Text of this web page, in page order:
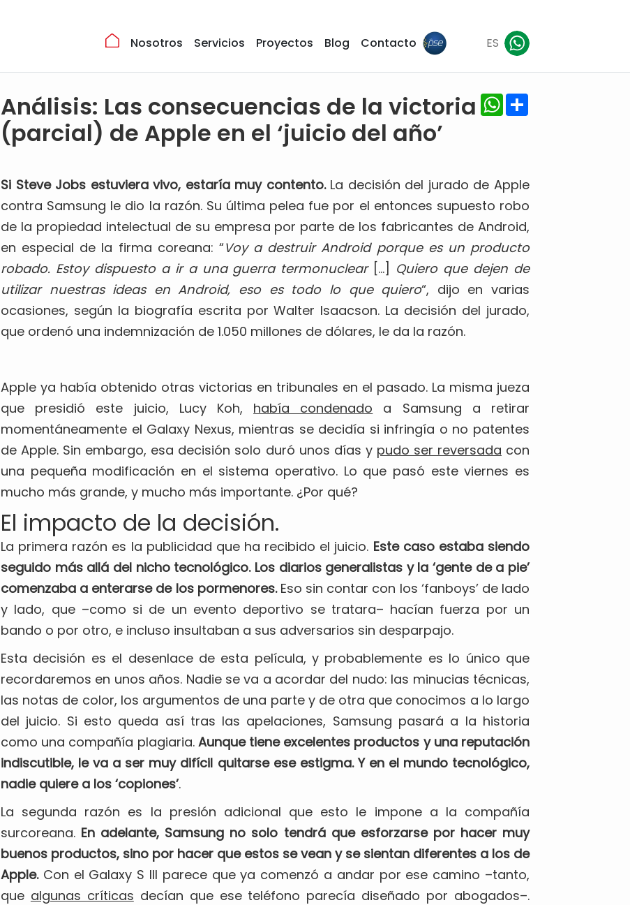
Nosotros Servicios Proyectos Blog Contacto ES
Análisis: Las consecuencias de la victoria
(parcial) de Apple en el ‘juicio del año’
WhatsApp
Si Steve Jobs estuviera vivo, estaría muy contento.La decisión del jurado de Apple
contra Samsung le dio la razón. Su última pelea fue por el entonces supuesto robo
de la propiedad intelectual de su empresa por parte de los fabricantes de Android,
en especial de la firma coreana: “Voy a destruir Android porque es un producto
robado. Estoy dispuesto a ir a una guerra termonuclear[…] Quiero que dejen de
utilizar nuestras ideas en Android, eso es todo lo que quiero“, dijo en varias
ocasiones, según la biografía escrita por Walter Isaacson. La decisión del jurado,
que ordenó una indemnización de 1.050 millones de dólares, le da la razón.
Apple ya había obtenido otras victorias en tribunales en el pasado. La misma jueza
que presidió este juicio, Lucy Koh, había condenado a Samsung a retirar
momentáneamente el Galaxy Nexus, mientras se decidía si infringía o no patentes
de Apple. Sin embargo, esa decisión solo duró unos días y pudo ser reversada con
una pequeña modificación en el sistema operativo. Lo que pasó este viernes es
mucho más grande, y mucho más importante. ¿Por qué?
El impacto de la decisión.
La primera razón es la publicidad que ha recibido el juicio. Este caso estaba siendo
seguido más allá del nicho tecnológico. Los diarios generalistas y la ‘gente de a pie’
comenzaba a enterarse de los pormenores.Eso sin contar con los ‘fanboys’ de lado
y lado, que –como si de un evento deportivo se tratara– hacían fuerza por un
bando o por otro, e incluso insultaban a sus adversarios sin desparpajo.
Esta decisión es el desenlace de esta película, y probablemente es lo único que
recordaremos en unos años. Nadie se va a acordar del nudo: las minucias técnicas,
las notas de color, los argumentos de una parte y de otra que conocimos a lo largo
del juicio. Si esto queda así tras las apelaciones, Samsung pasará a la historia
como una compañía plagiaria.Aunque tiene excelentes productos y una reputación
indiscutible, le va a ser muy difícil quitarse ese estigma. Y en el mundo tecnológico,
nadie quiere a los ‘copiones’.
La segunda razón es la presión adicional que esto le impone a la compañía
surcoreana. En adelante, Samsung no solo tendrá que esforzarse por hacer muy
buenos productos, sino por hacer que estos se vean y se sientan diferentes a los de
Apple.Con el Galaxy S III parece que ya comenzó a andar por ese camino –tanto,
que algunas críticas decían que ese teléfono parecía diseñado por abogados–.